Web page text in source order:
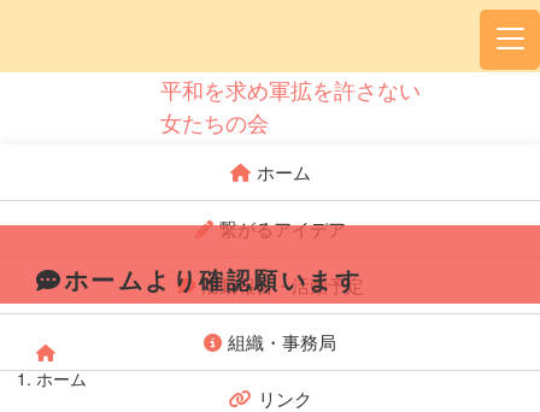
平和を求め軍拡を許さない
女たちの会
ホーム
繋がるアイデア
活動報告・活動予定
組織・事務局
リンク
ホームより確認願います
ホーム